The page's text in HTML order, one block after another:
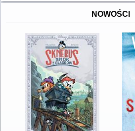
NOWOŚCI